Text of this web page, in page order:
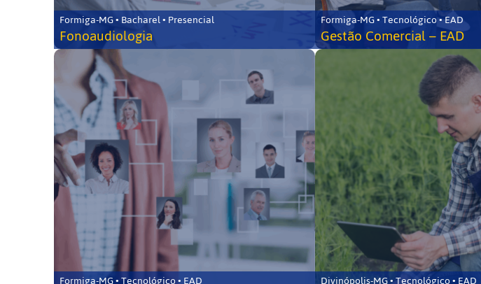
Formiga-MG • Bacharel • Presencial
Fonoaudiologia
Formiga-MG • Tecnológico • EAD
Gestão Comercial – EAD